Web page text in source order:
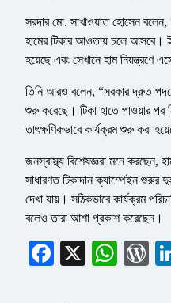
সরদার মো. সাখাওয়াত হোসেন
হামের টিকার আওতায় চলে আসবে।
হয়েছে এবং সেখানে হাম নিয়ন্ত্রণে
তিনি আরও বলেন, “সরকার দ্রুত
শুরু করেছে। টিকা হাতে পাওয়ার পর
তাৎক্ষণিকভাবে কার্যক্রম শুরু করা
জনস্বাস্থ্য বিশেষজ্ঞরা মনে করছেন,
সাধারণত টিকাদান ক্যাম্পেইন শুরুর
দেখা যায়। সঠিকভাবে কার্যক্রম
বলেও তারা আশা প্রকাশ করেছেন।
Facebook
X